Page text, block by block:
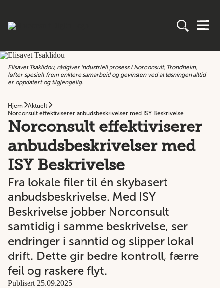
Elisavet Tsaklidou, rådgiver industriell prosess i Norconsult, Trondheim,
løfter spesielt frem enklere samarbeid og gevinsten ved at løsningen alltid
er oppdatert og tilgjengelig.
Hjem
Aktuelt
Norconsult effektiviserer anbudsbeskrivelser med ISY Beskrivelse
Norconsult effektiviserer
anbudsbeskrivelser med
ISY Beskrivelse
Fra lokale filer til én skybasert
anbudsbeskrivelse. Med ISY
Beskrivelse jobber Norconsult
samtidig i samme beskrivelse, ser
endringer i sanntid og slipper lokal
drift. Dette gir bedre kontroll, færre
feil og raskere flyt.
Publisert 25.09.2025